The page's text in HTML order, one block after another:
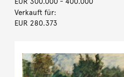
Verkauft für:
EUR 280.373